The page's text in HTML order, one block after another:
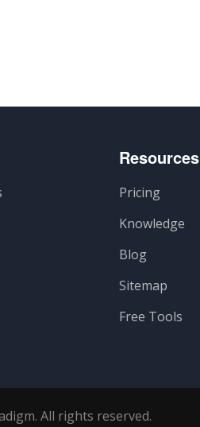
Resources
Pricing
Knowledge
Blog
Sitemap
Free Tools
All rights reserved.